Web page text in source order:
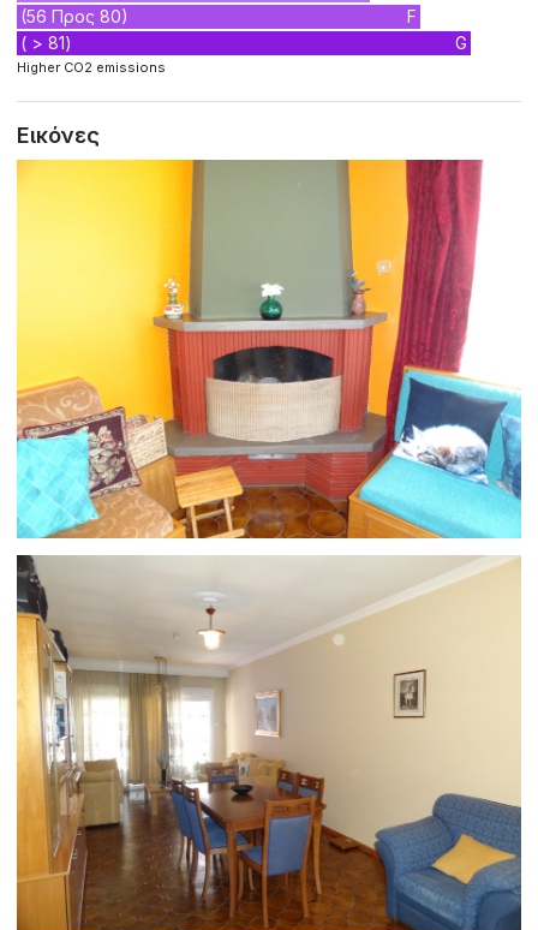
(56 Προς 80)
F
( > 81)
G
Higher CO2 emissions
Εικόνες